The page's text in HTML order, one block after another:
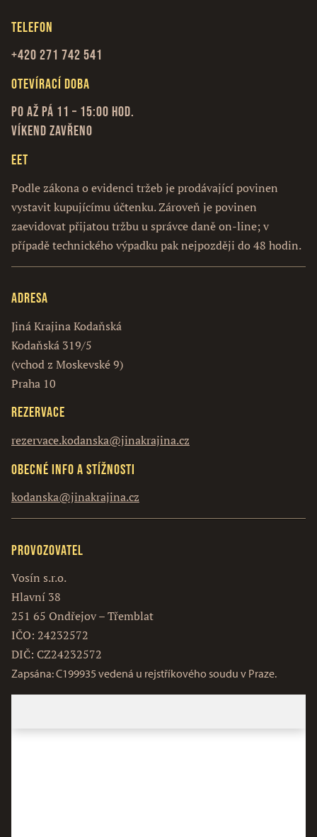
Telefon
+420 271 742 541
Otevírací doba
Po až Pá 11 – 15:00 hod.
Víkend zavřeno
EET
Podle zákona o evidenci tržeb je prodávající povinen
vystavit kupujícímu účtenku. Zároveň je povinen
zaevidovat přijatou tržbu u správce daně on-line; v
případě technického výpadku pak nejpozději do 48 hodin.
Adresa
Jiná Krajina Kodaňská
Kodaňská 319/5
(vchod z Moskevské 9)
Praha 10
Rezervace
rezervace.kodanska@jinakrajina.cz
Obecné info a stížnosti
kodanska@jinakrajina.cz
Provozovatel
Vosín s.r.o.
Hlavní 38
251 65 Ondřejov – Třemblat
IČO: 24232572
DIČ: CZ24232572
Zapsána: C199935 vedená u rejstříkového soudu v Praze.